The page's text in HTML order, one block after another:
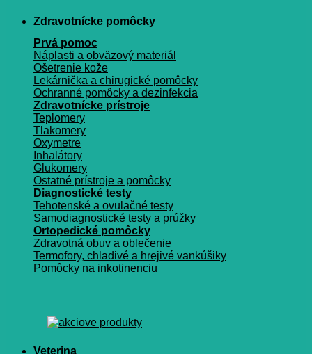
Zdravotnícke pomôcky
Prvá pomoc
Náplasti a obväzový materiál
Ošetrenie kože
Lekárnička a chirugické pomôcky
Ochranné pomôcky a dezinfekcia
Zdravotnícke prístroje
Teplomery
Tlakomery
Oxymetre
Inhalátory
Glukomery
Ostatné prístroje a pomôcky
Diagnostické testy
Tehotenské a ovulačné testy
Samodiagnostické testy a prúžky
Ortopedické pomôcky
Zdravotná obuv a oblečenie
Termofory, chladivé a hrejivé vankúšiky
Pomôcky na inkotinenciu
Veterina